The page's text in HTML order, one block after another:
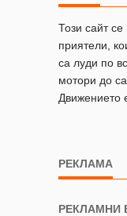
Този сайт
приятели,
са луди по
мотори до
Движението
РЕКЛАМА
РЕКЛАМНИ